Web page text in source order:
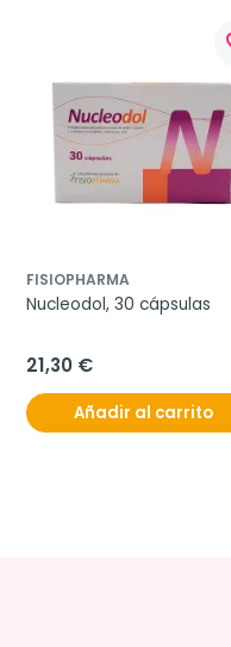
FISIOPHARMA
Nucleodol, 30 cápsulas
21,30 €
Añadir al carrito